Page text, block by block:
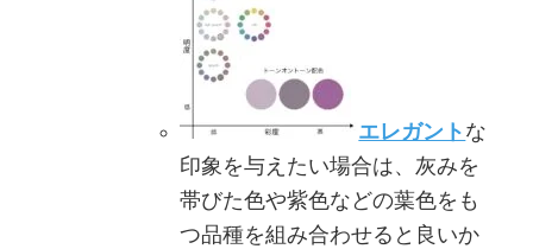
エレガント な
印象を与えたい場合は、灰みを
帯びた色や紫色などの葉色をも
つ品種を組み合わせると良いか